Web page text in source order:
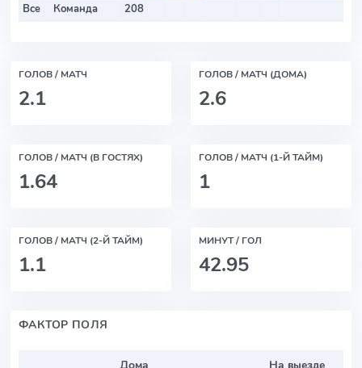
Все
Команда 208
ГОЛОВ / МАТЧ
2.1
ГОЛОВ / МАТЧ (ДОМА)
2.6
ГОЛОВ / МАТЧ (В ГОСТЯХ)
1.64
ГОЛОВ / МАТЧ (1-Й ТАЙМ)
1
ГОЛОВ / МАТЧ (2-Й ТАЙМ)
1.1
МИНУТ / ГОЛ
42.95
ФАКТОР ПОЛЯ
Дома
На выезде